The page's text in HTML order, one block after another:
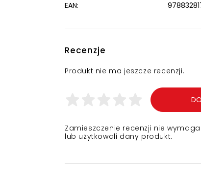
EAN:
Recenzje
Produkt nie ma jeszcze recenzji.
Zamieszczenie recenzji nie
lub użytkowali dany produkt.